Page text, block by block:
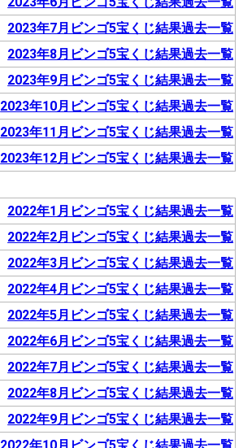
2023年7月ビンゴ5宝くじ結果過去一覧
2023年8月ビンゴ5宝くじ結果過去一覧
2023年9月ビンゴ5宝くじ結果過去一覧
2023年10月ビンゴ5宝くじ結果過去一覧
2023年11月ビンゴ5宝くじ結果過去一覧
2023年12月ビンゴ5宝くじ結果過去一覧
2022年1月ビンゴ5宝くじ結果過去一覧
2022年2月ビンゴ5宝くじ結果過去一覧
2022年3月ビンゴ5宝くじ結果過去一覧
2022年4月ビンゴ5宝くじ結果過去一覧
2022年5月ビンゴ5宝くじ結果過去一覧
2022年6月ビンゴ5宝くじ結果過去一覧
2022年7月ビンゴ5宝くじ結果過去一覧
2022年8月ビンゴ5宝くじ結果過去一覧
2022年9月ビンゴ5宝くじ結果過去一覧